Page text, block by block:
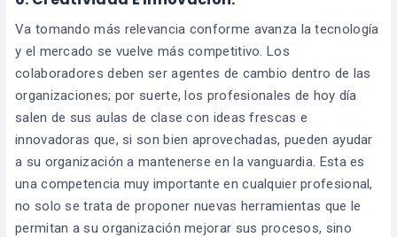
Va tomando más relevancia conforme avanza la tecnología
y el mercado se vuelve más competitivo. Los
colaboradores deben ser agentes de cambio dentro de las
organizaciones; por suerte, los profesionales de hoy día
salen de sus aulas de clase con ideas frescas e
innovadoras que, si son bien aprovechadas, pueden ayudar
a su organización a mantenerse en la vanguardia. Esta es
una competencia muy importante en cualquier profesional,
no solo se trata de proponer nuevas herramientas que le
permitan a su organización mejorar sus procesos, sino